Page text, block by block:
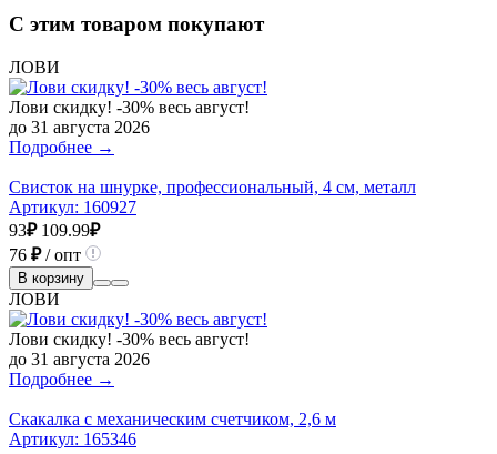
С этим товаром покупают
ЛОВИ
Лови скидку! -30% весь август!
до 31 августа 2026
Подробнее →
Свисток на шнурке, профессиональный, 4 см, металл
Артикул: 160927
93₽ 109.99₽
76 ₽/ опт
В корзину
ЛОВИ
Лови скидку! -30% весь август!
до 31 августа 2026
Подробнее →
Скакалка с механическим счетчиком, 2,6 м
Артикул: 165346